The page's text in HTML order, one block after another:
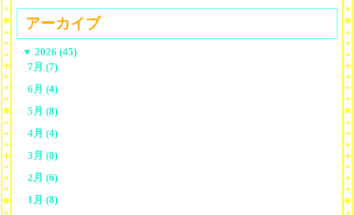
アーカイブ
▼ 2026 (45)
7月 (7)
6月 (4)
5月 (8)
4月 (4)
3月 (8)
2月 (6)
1月 (8)